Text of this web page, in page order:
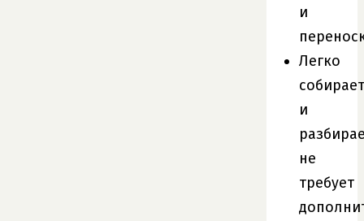
и
Легко
и
не
требует